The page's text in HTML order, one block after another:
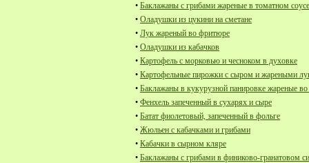
• Баклажаны с грибами жареные в томатном соусе
• Оладушки из цукини на сметане
• Лук жареный во фритюре
• Оладушки из кабачков
• Картофель с морковью и чесноком в духовке
• Картофельные пирожки с сыром и жареными
• Баклажаны в кукурузной панировке жареные
• Фенхель запеченный в сухарях и сыре
• Батат фиолетовый, запеченный в фольге
• Жюльен с кабачками и грибами
• Кабачки в сырном кляре
• Баклажаны с грибами в финиково-гранатовом